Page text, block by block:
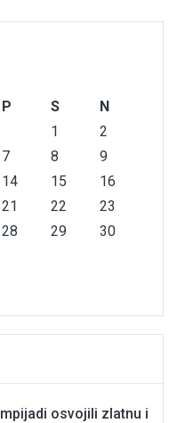
P S
N
1
2
7 8
9
14 15
16
21 22
23
28 29
30
osvojili zlatnu i